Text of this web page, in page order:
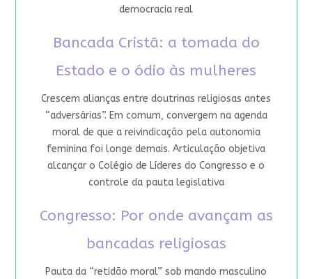
democracia real
Bancada Cristã: a tomada do
Estado e o ódio às mulheres
Crescem alianças entre doutrinas religiosas antes
“adversárias”. Em comum, convergem na agenda
moral de que a reivindicação pela autonomia
feminina foi longe demais. Articulação objetiva
alcançar o Colégio de Líderes do Congresso e o
controle da pauta legislativa
Congresso: Por onde avançam as
bancadas religiosas
Pauta da “retidão moral” sob mando masculino